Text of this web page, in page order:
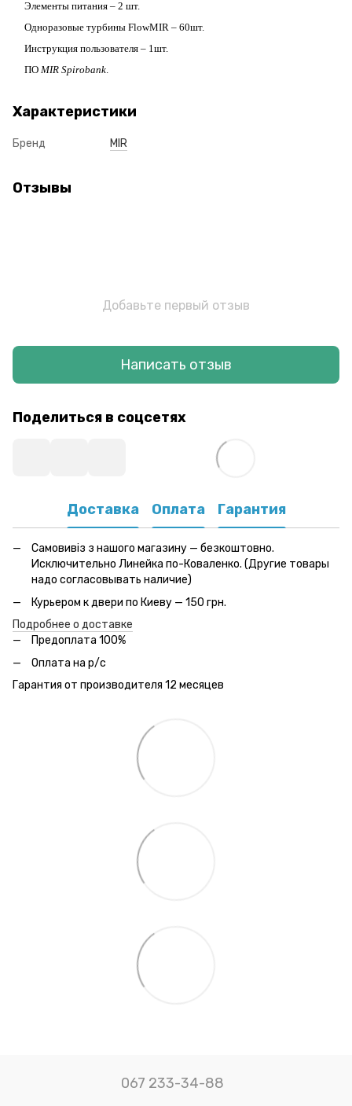
Элементы питания – 2 шт.
Одноразовые турбины FlowMIR – 60шт.
Инструкция пользователя – 1шт.
ПОMIR Spirobank.
Характеристики
Бренд MIR
Отзывы
Добавьте первый отзыв
Написать отзыв
Поделиться в соцсетях
Доставка Оплата Гарантия
Самовивіз з нашого магазину — безкоштовно.
Исключительно Линейка по-Коваленко. (Другие товары
надо согласовывать наличие)
Курьером к двери по Киеву — 150 грн.
Подробнее о доставке
Предоплата 100%
Оплата на р/с
Гарантия от производителя 12 месяцев
067 233-34-88